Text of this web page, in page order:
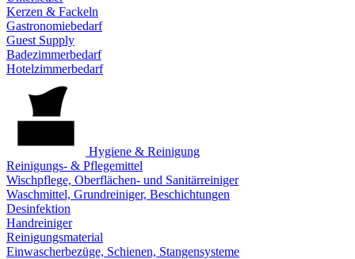
Kerzen & Fackeln
Gastronomiebedarf
Guest Supply
Badezimmerbedarf
Hotelzimmerbedarf
Hygiene & Reinigung
Reinigungs- & Pflegemittel
Wischpflege, Oberflächen- und Sanitärreiniger
Waschmittel, Grundreiniger, Beschichtungen
Desinfektion
Handreiniger
Reinigungsmaterial
Einwascherbezüge, Schienen, Stangensysteme